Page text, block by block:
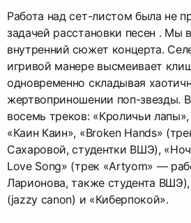
Работа над сет-листом была не
задачей расстановки песен . Мы
внутренний сюжет концерта.
игривой манере высмеивает
одновременно складывая
жертвоприношении поп-звезды.
восемь треков: «Кроличьи
«Каин Каин», «Broken Hands»
Сахаровой, студентки ВШЭ),
Love Song» (трек «Artyom» —
Ларионова, также студента
(jazzy canon) и «Киберпокой».